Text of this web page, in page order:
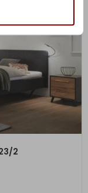
2